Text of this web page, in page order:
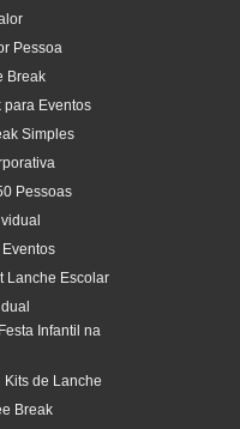
Pessoa
Break
para Eventos
Simples
Pessoas
Lanche Escolar
Infantil na
Kits de Lanche
Break